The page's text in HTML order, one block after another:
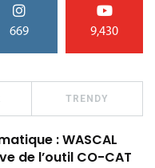
669 9,430
TRENDY
: WASCAL
de l’outil CO-CAT